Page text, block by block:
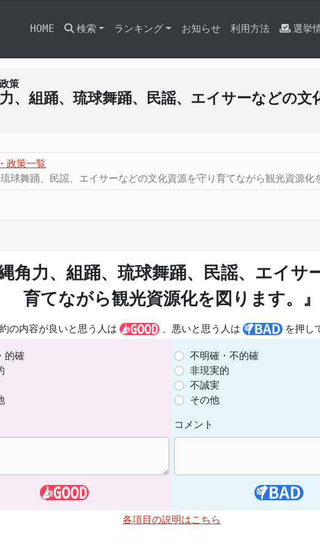
HOME 検索 ランキング お知らせ 利用方法 選挙
策
、組踊、琉球舞踊、民謡、エイサーなどの
政策一覧
球舞踊、民謡、エイサーなどの文化資源を守り育てながら観光資源化
角力、組踊、琉球舞踊、民謡、エイサ
育てながら観光資源化を図ります。』
の内容が良いと思う人は 、悪いと思う人は を押し
的確
不明確・不的確
非現実的
不誠実
その他
コメント
各項目の説明はこちら